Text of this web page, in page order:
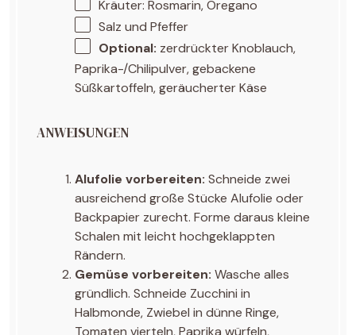
Kräuter: Rosmarin, Oregano
Salz und Pfeffer
Optional: zerdrückter Knoblauch,
Paprika-/Chilipulver, gebackene
Süßkartoffeln, geräucherter Käse
ANWEISUNGEN
Alufolie vorbereiten: Schneide zwei
ausreichend große Stücke Alufolie oder
Backpapier zurecht. Forme daraus kleine
Schalen mit leicht hochgeklappten
Rändern.
Gemüse vorbereiten: Wasche alles
gründlich. Schneide Zucchini in
Halbmonde, Zwiebel in dünne Ringe,
Tomaten vierteln, Paprika würfeln,